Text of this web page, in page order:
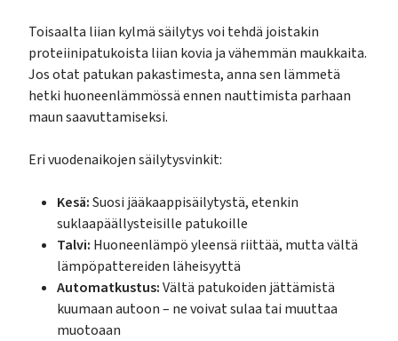
Toisaalta liian kylmä säilytys voi tehdä joistakin
proteiinipatukoista liian kovia ja vähemmän maukkaita.
Jos otat patukan pakastimesta, anna sen lämmetä
hetki huoneenlämmössä ennen nauttimista parhaan
maun saavuttamiseksi.
Eri vuodenaikojen säilytysvinkit:
Kesä:Suosi jääkaappisäilytystä, etenkin
suklaapäällysteisille patukoille
Talvi: Huoneenlämpö yleensä riittää, mutta vältä
lämpöpattereiden läheisyyttä
Automatkustus:Vältä patukoiden jättämistä
kuumaan autoon – ne voivat sulaa tai muuttaa
muotoaan